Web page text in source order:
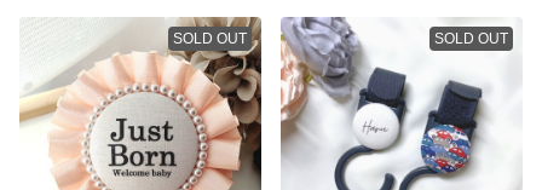
SOLD OUT SOLD OUT